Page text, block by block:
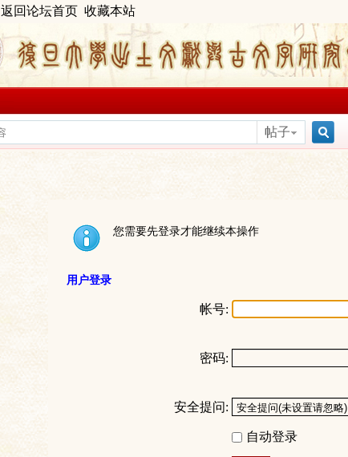
返回论坛首页 收藏本站
帖子
您需要先登录才能继续本操作
用户登录
帐号:
密码:
安全提问:
自动登录